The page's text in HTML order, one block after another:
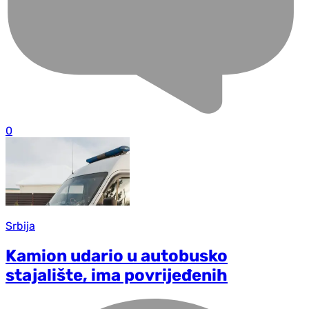
0
Srbija
Kamion udario u autobusko
stajalište, ima povrijeđenih